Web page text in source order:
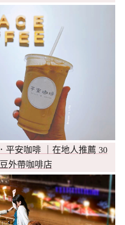
平安咖啡 ｜在地人推薦 30
外帶咖啡店